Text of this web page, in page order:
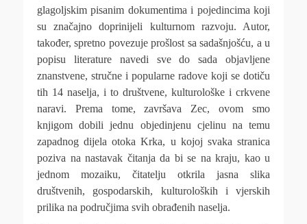
glagoljskim pisanim dokumentima i pojedincima koji
su značajno doprinijeli kulturnom razvoju. Autor,
također, spretno povezuje prošlost sa sadašnjošću, a u
popisu literature navedi sve do sada objavljene
znanstvene, stručne i popularne radove koji se dotiču
tih 14 naselja, i to društvene, kulturološke i crkvene
naravi. Prema tome, završava Zec, ovom smo
knjigom dobili jednu objedinjenu cjelinu na temu
zapadnog dijela otoka Krka, u kojoj svaka stranica
poziva na nastavak čitanja da bi se na kraju, kao u
jednom mozaiku, čitatelju otkrila jasna slika
društvenih, gospodarskih, kulturoloških i vjerskih
prilika na područjima svih obrađenih naselja.